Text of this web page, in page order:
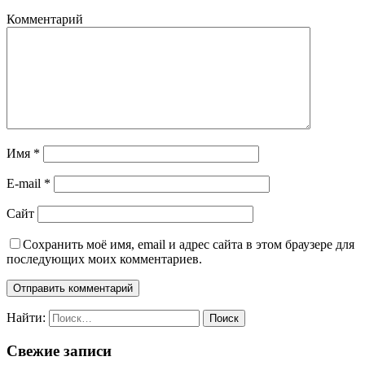
Комментарий
Имя *
E-mail *
Сайт
Сохранить моё имя, email и адрес сайта в этом браузере для
последующих моих комментариев.
Найти:
Свежие записи